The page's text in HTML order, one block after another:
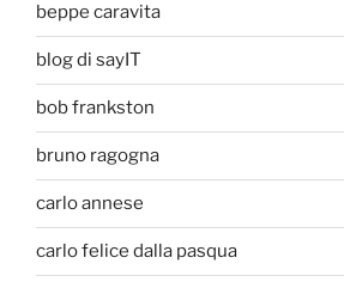
beppe caravita
blog di sayIT
bob frankston
bruno ragogna
carlo annese
carlo felice dalla pasqua